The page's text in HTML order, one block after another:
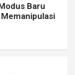
Baru